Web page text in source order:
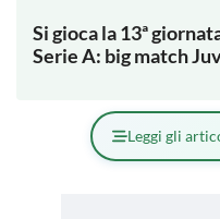
Si gioca la 13ª
Serie A: big match
Leggi gli